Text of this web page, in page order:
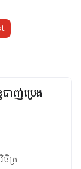
ាញ់ប្រេង
ចិត្រ